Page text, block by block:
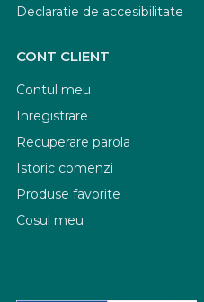
Declaratie de accesibilitate
CONT CLIENT
Contul meu
Inregistrare
Recuperare parola
Istoric comenzi
Produse favorite
Cosul meu